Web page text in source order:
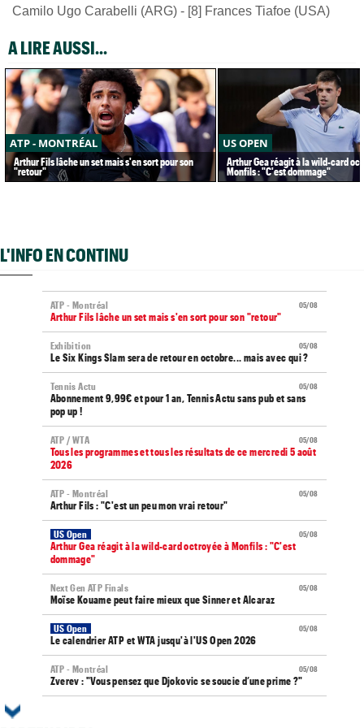
Camilo Ugo Carabelli (ARG) - [8] Frances Tiafoe (USA)
A LIRE AUSSI...
ATP - MONTRÉAL
Arthur Fils lâche un set mais s'en sort pour son
"retour"
US OPEN
Arthur Gea réagit à la wild-card
Monfils : "C'est dommage"
L'INFO EN CONTINU
05/08
ATP - Montréal
Arthur Fils lâche un set mais s'en sort pour son "retour"
05/08
Exhibition
Le Six Kings Slam sera de retour en octobre... mais avec qui ?
05/08
Tennis Actu
Abonnement 9,99€ et pour 1 an, Tennis Actu sans pub et sans
pop up !
05/08
ATP / WTA
Tous les programmes et tous les résultats de ce mercredi 5 août
2026
05/08
ATP - Montréal
Arthur Fils : "C'est un peu mon vrai retour"
05/08
US Open
Arthur Gea réagit à la wild-card octroyée à Monfils : "C'est
dommage"
05/08
Next Gen ATP Finals
Moïse Kouame peut faire mieux que Sinner et Alcaraz
05/08
US Open
Le calendrier ATP et WTA jusqu'à l'US Open 2026
05/08
ATP - Montréal
Zverev : "Vous pensez que Djokovic se soucie d’une prime ?"